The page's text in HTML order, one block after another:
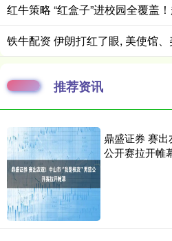
推荐资讯
鼎盛证券 赛出
公开赛拉开帷